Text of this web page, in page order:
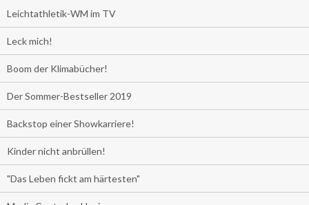
Leichtathletik-WM im TV
Leck mich!
Boom der Klimabücher!
Der Sommer-Bestseller 2019
Backstop einer Showkarriere!
Kinder nicht anbrüllen!
"Das Leben fickt am härtesten"